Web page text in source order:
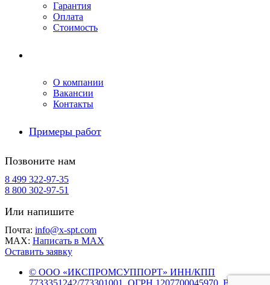
Гарантия
Оплата
Стоимость
О компании
Вакансии
Контакты
Примеры работ
Позвоните нам
8 499 322-97-35
8 800 302-97-51
Или напишите
Почта: info@x-spt.com
MAX: Написать в MAX
Оставить заявку
© ООО «ИКСПРОМСУППОРТ» ИНН/КПП
7733351242/773301001, ОГРН 1207700045970. Все права